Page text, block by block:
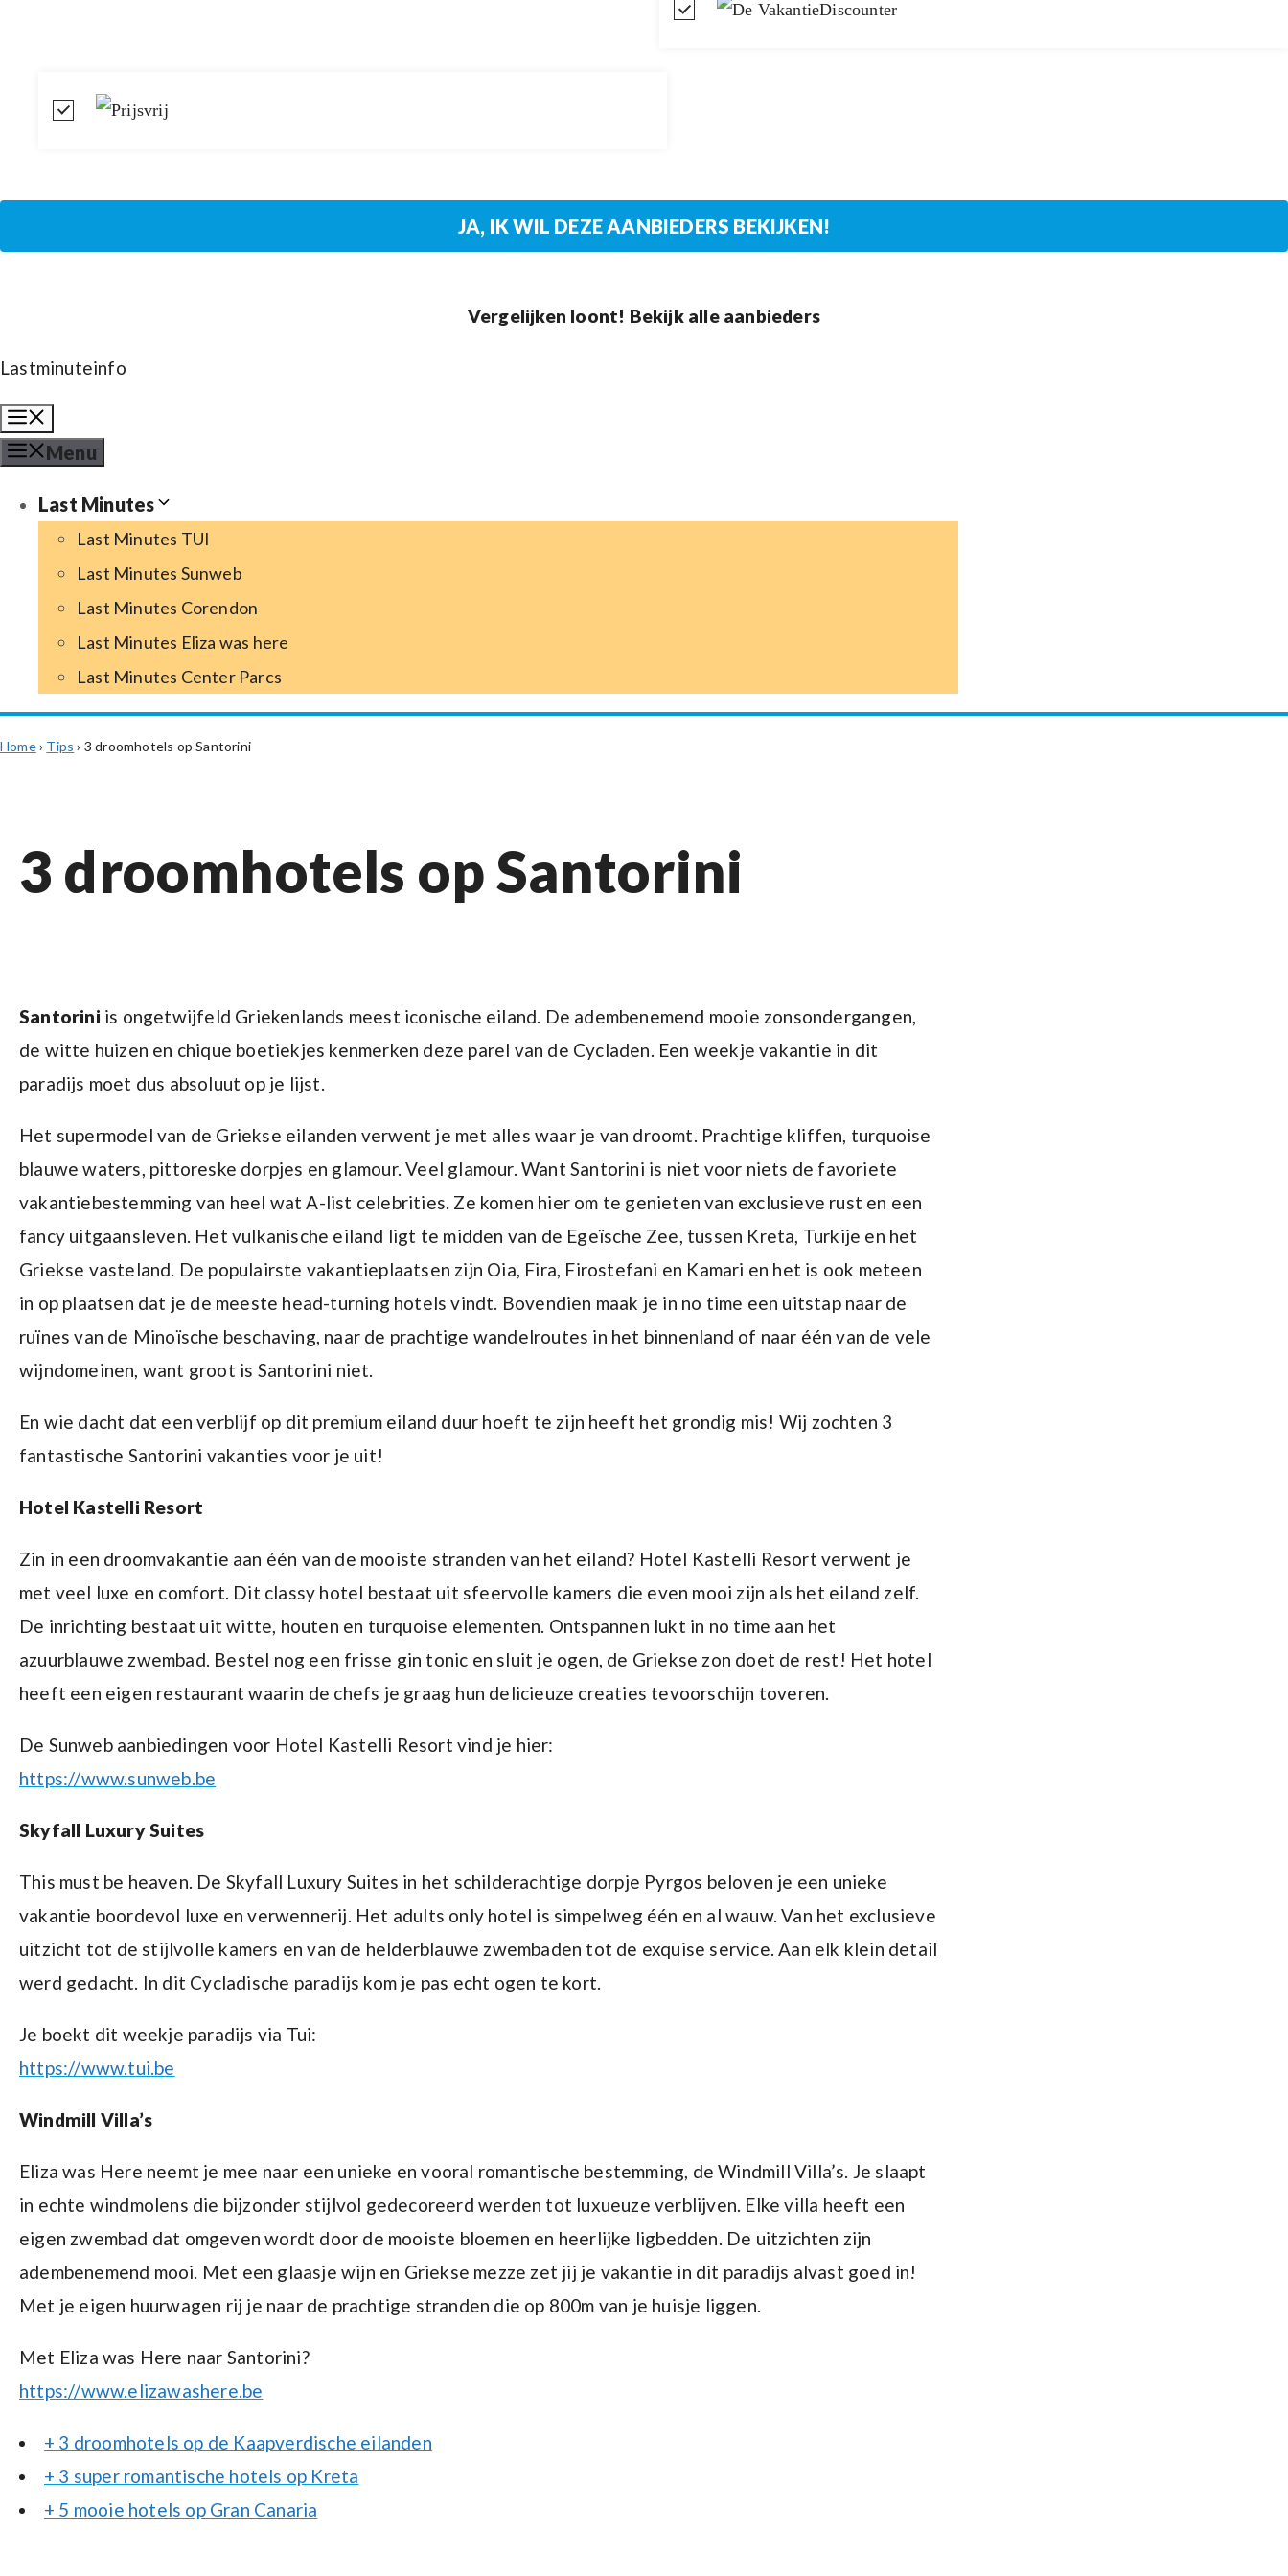
Vergelijken loont! Bekijk alle aanbieders
Lastminuteinfo
Menu
Last Minutes
Last Minutes TUI
Last Minutes Sunweb
Last Minutes Corendon
Last Minutes Eliza was here
Last Minutes Center Parcs
Home› Tips › 3 droomhotels op Santorini
3 droomhotels op Santorini
Santorini is ongetwijfeld Griekenlands meest iconische eiland. De adembenemend mooie zonsondergangen,
de witte huizen en chique boetiekjes kenmerken deze parel van de Cycladen. Een weekje vakantie in dit
paradijs moet dus absoluut op je lijst.
Het supermodel van de Griekse eilanden verwent je met alles waar je van droomt. Prachtige kliffen, turquoise
blauwe waters, pittoreske dorpjes en glamour. Veel glamour. Want Santorini is niet voor niets de favoriete
vakantiebestemming van heel wat A-list celebrities. Ze komen hier om te genieten van exclusieve rust en een
fancy uitgaansleven. Het vulkanische eiland ligt te midden van de Egeïsche Zee, tussen Kreta, Turkije en het
Griekse vasteland. De populairste vakantieplaatsen zijn Oia, Fira, Firostefani en Kamari en het is ook meteen
in op plaatsen dat je de meeste head-turning hotels vindt. Bovendien maak je in no time een uitstap naar de
ruïnes van de Minoïsche beschaving, naar de prachtige wandelroutes in het binnenland of naar één van de vele
wijndomeinen, want groot is Santorini niet.
En wie dacht dat een verblijf op dit premium eiland duur hoeft te zijn heeft het grondig mis! Wij zochten 3
fantastische Santorini vakanties voor je uit!
Hotel Kastelli Resort
Zin in een droomvakantie aan één van de mooiste stranden van het eiland? Hotel Kastelli Resort verwent je
met veel luxe en comfort. Dit classy hotel bestaat uit sfeervolle kamers die even mooi zijn als het eiland zelf.
De inrichting bestaat uit witte, houten en turquoise elementen. Ontspannen lukt in no time aan het
azuurblauwe zwembad. Bestel nog een frisse gin tonic en sluit je ogen, de Griekse zon doet de rest! Het hotel
heeft een eigen restaurant waarin de chefs je graag hun delicieuze creaties tevoorschijn toveren.
De Sunweb aanbiedingen voor Hotel Kastelli Resort vind je hier:
https://www.sunweb.be
Skyfall Luxury Suites
This must be heaven. De Skyfall Luxury Suites in het schilderachtige dorpje Pyrgos beloven je een unieke
vakantie boordevol luxe en verwennerij. Het adults only hotel is simpelweg één en al wauw. Van het exclusieve
uitzicht tot de stijlvolle kamers en van de helderblauwe zwembaden tot de exquise service. Aan elk klein detail
werd gedacht. In dit Cycladische paradijs kom je pas echt ogen te kort.
Je boekt dit weekje paradijs via Tui:
https://www.tui.be
Windmill Villa’s
Eliza was Here neemt je mee naar een unieke en vooral romantische bestemming, de Windmill Villa’s. Je slaapt
in echte windmolens die bijzonder stijlvol gedecoreerd werden tot luxueuze verblijven. Elke villa heeft een
eigen zwembad dat omgeven wordt door de mooiste bloemen en heerlijke ligbedden. De uitzichten zijn
adembenemend mooi. Met een glaasje wijn en Griekse mezze zet jij je vakantie in dit paradijs alvast goed in!
Met je eigen huurwagen rij je naar de prachtige stranden die op 800m van je huisje liggen.
Met Eliza was Here naar Santorini?
https://www.elizawashere.be
+ 3 droomhotels op de Kaapverdische eilanden
+ 3 super romantische hotels op Kreta
+ 5 mooie hotels op Gran Canaria